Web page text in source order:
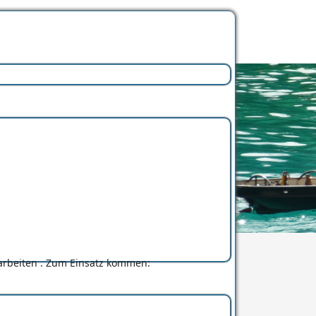
. Zum Einsatz kommen: